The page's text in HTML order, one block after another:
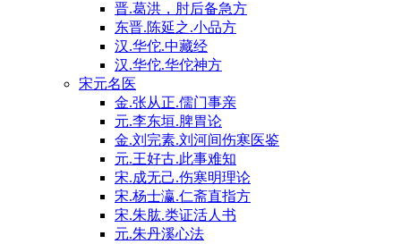
晋.葛洪，肘后备急方
东晋.陈延之.小品方
汉.华佗.中藏经
汉.华佗.华佗神方
宋元名医
金.张从正.儒门事亲
元.李东垣.脾胃论
金.刘完素.刘河间伤寒医鉴
元.王好古.此事难知
宋.成无己.伤寒明理论
宋.杨士瀛.仁斋直指方
宋.朱肱.类证活人书
元.朱丹溪心法